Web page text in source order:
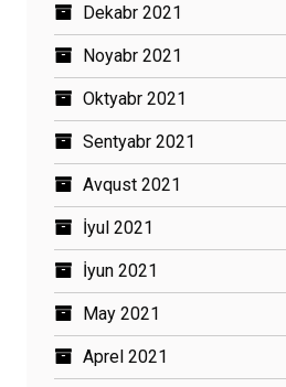
Dekabr 2021
Noyabr 2021
Oktyabr 2021
Sentyabr 2021
Avqust 2021
İyul 2021
İyun 2021
May 2021
Aprel 2021